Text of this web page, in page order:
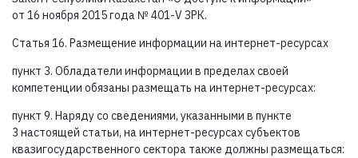
от 16 ноября 2015 года № 401-V ЗРК.
Статья 16. Размещение информации на интернет-ресурсах
пункт 3. Обладатели информации в пределах своей
компетенции обязаны размещать на интернет-ресурсах:
пункт 9. Наряду со сведениями, указанными в пункте
3 настоящей статьи, на интернет-ресурсах субъектов
квазигосударственного сектора также должны размещаться: